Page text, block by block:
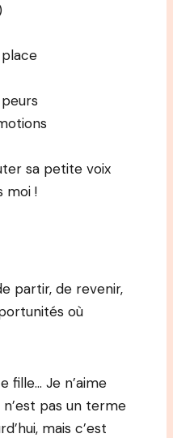
sa petite voix
moi !
partir, de revenir,
où
fille… Je n’aime
pas un terme
mais c’est